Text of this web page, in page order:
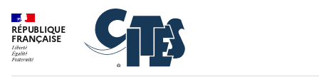
RÉPUBLIQUE
FRANÇAISE